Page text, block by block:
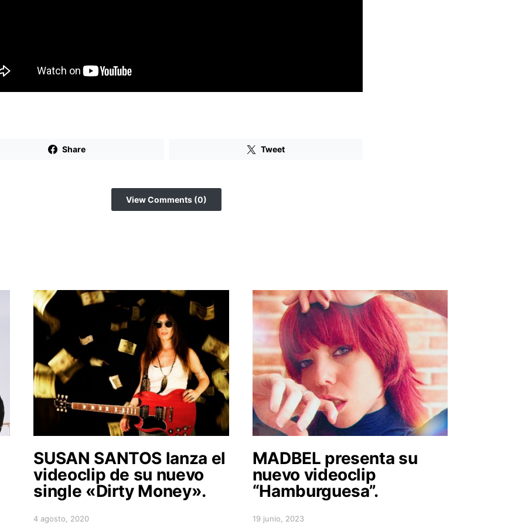
Share Tweet
View Comments (0)
SUSAN SANTOS lanza el
videoclip de su nuevo
single «Dirty Money».
4 agosto, 2020
MADBEL presenta su
nuevo videoclip
“Hamburguesa”.
19 junio, 2023